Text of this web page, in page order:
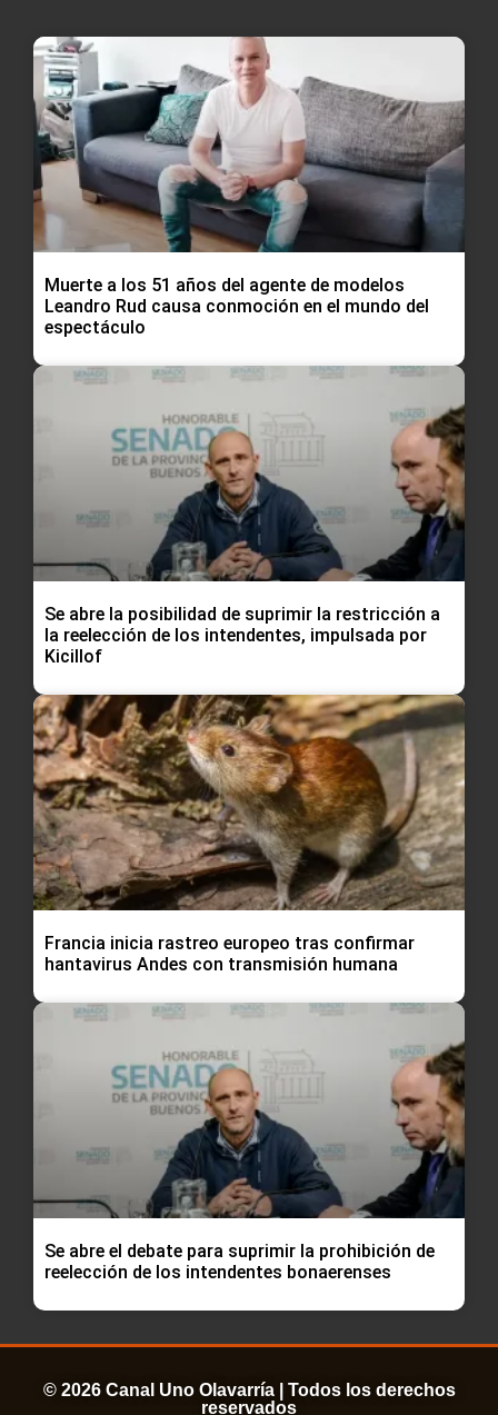
Muerte a los 51 años del agente de modelos
Leandro Rud causa conmoción en el mundo del
espectáculo
Se abre la posibilidad de suprimir la restricción a
la reelección de los intendentes, impulsada por
Kicillof
Francia inicia rastreo europeo tras confirmar
hantavirus Andes con transmisión humana
Se abre el debate para suprimir la prohibición de
reelección de los intendentes bonaerenses
© 2026 Canal Uno Olavarría | Todos los derechos
reservados